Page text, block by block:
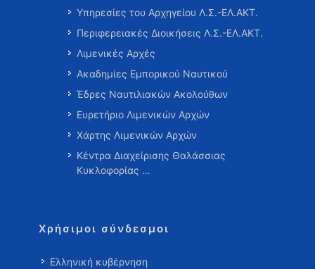
Υπηρεσίες του Αρχηγείου Λ.Σ.-ΕΛ.ΑΚΤ.
Περιφερειακές Διοικήσεις Λ.Σ.-ΕΛ.ΑΚΤ.
Λιμενικές Αρχές
Ακαδημίες Εμπορικού Ναυτικού
Έδρες Ναυτιλιακών Ακολούθων
Ευρετήριο Λιμενικών Αρχών
Χάρτης Λιμενικών Αρχών
Κέντρα Διαχείρισης Θαλάσσιας
Κυκλοφορίας …
Χρήσιμοι σύνδεσμοι
Ελληνική κυβέρνηση